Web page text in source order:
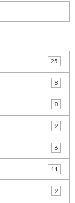
25
8
8
9
6
11
9